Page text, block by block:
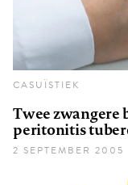
CASUÏSTIEK
Twee
peritonitis
2 SEPTEMBER 2005